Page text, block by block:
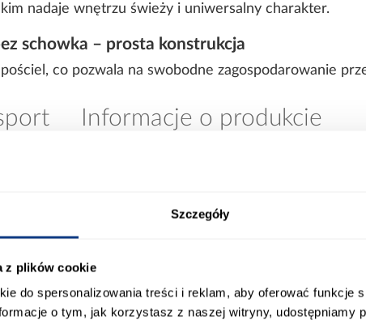
Szczegóły
z plików cookie
do spersonalizowania treści i reklam, aby oferować funkcje
o tym, jak korzystasz z naszej witryny, udostępniamy
nadaje wnętrzu świeży i uniwersalny charakter.
schowka – prosta konstrukcja
co pozwala na swobodne zagospodarowanie
Informacje o produkcie
Materiał wykonania: